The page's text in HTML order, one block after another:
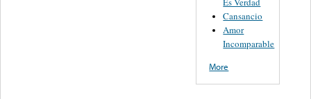
Cansancio
Amor
Incomparable
More